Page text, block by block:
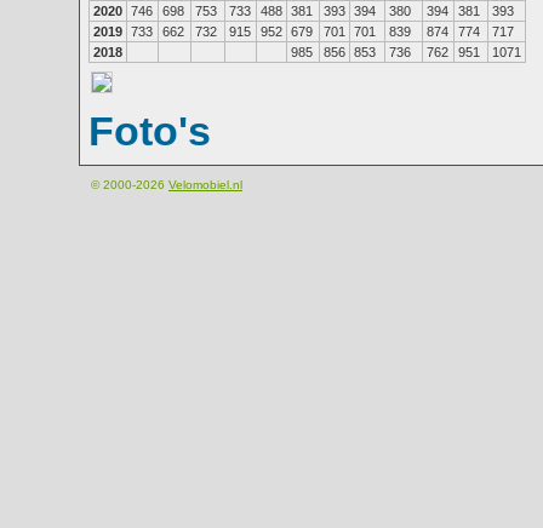
2020 746 698 753 733 488 381 393 394 380 394 381
393
2019 733 662 732 915 952 679 701 701 839 874 774
717
2018
985 856 853 736 762 951 1071
Foto's
© 2000-2026 Velomobiel.nl